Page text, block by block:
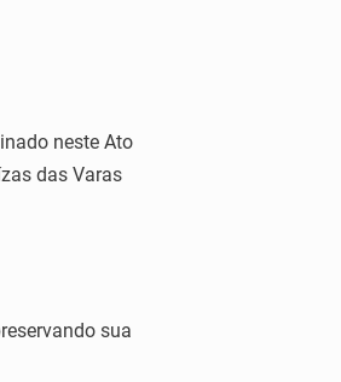
neste Ato
das Varas
sua